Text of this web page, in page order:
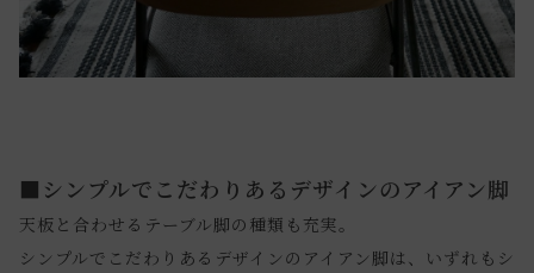
■シンプルでこだわりあるデザインのアイアン脚
天板と合わせるテーブル脚の種類も充実。
シンプルでこだわりあるデザインのアイアン脚は、いずれもシ